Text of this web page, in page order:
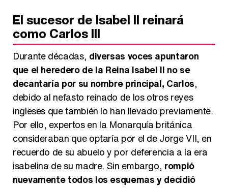
El sucesor de Isabel II reinará
como Carlos III
Durante décadas, diversas voces apuntaron
que el heredero de la Reina Isabel II no se
decantaría por su nombre principal, Carlos,
debido al nefasto reinado de los otros reyes
ingleses que también lo han llevado previamente.
Por ello, expertos en la Monarquía británica
consideraban que optaría por el de Jorge VII, en
recuerdo de su abuelo y por deferencia a la era
isabelina de su madre. Sin embargo, rompió
nuevamente todos los esquemas y decidió